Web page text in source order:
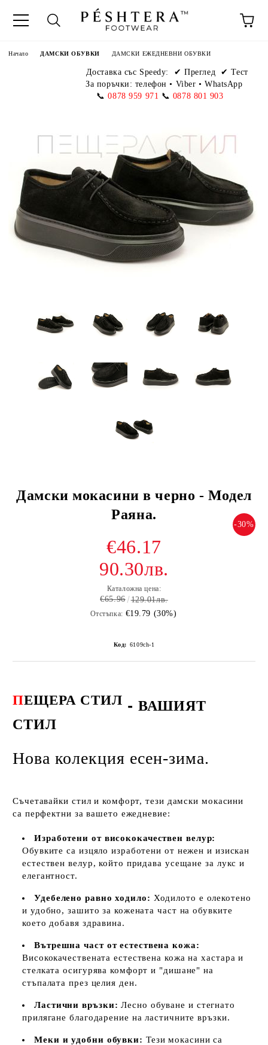
Начало ДАМСКИ ОБУВКИ ДАМСКИ ЕЖЕДНЕВНИ ОБУВКИ
Доставка със Speedy:
✔ Преглед ✔ Тест
За поръчки: телефон• Viber • WhatsApp
📞 0878 959 971 📞 0878 801 903
Дамски мокасини в черно - Модел
Раяна.
-30%
€46.17
90.30лв.
Каталожна цена:
€65.96 129.01лв.
Отстъпка: €19.79 (30%)
Код: 6109ch-1
ПЕЩЕРА СТИЛ - ВАШИЯТ
СТИЛ
Нова колекция есен-зима.
Съчетавайки стил и комфорт, тези дамски мокасини
са перфектни за вашето ежедневие:
Изработени от висококачествен велур:
Обувките са изцяло изработени от нежен и изискан
естествен велур, който придава усещане за лукс и
елегантност.
Удебелено равно ходило: Ходилото е олекотено
и удобно, зашито за кожената част на обувките
което добавя здравина.
Вътрешна част от естествена кожа:
Висококачествената естествена кожа на хастара и
стелката осигурява комфорт и "дишане" на
стъпалата през целия ден.
Ластични връзки: Лесно обуване и стегнато
прилягане благодарение на ластичните връзки.
Меки и удобни обувки: Тези мокасини са